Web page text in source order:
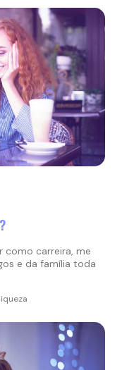
como carreira, me
e da família toda